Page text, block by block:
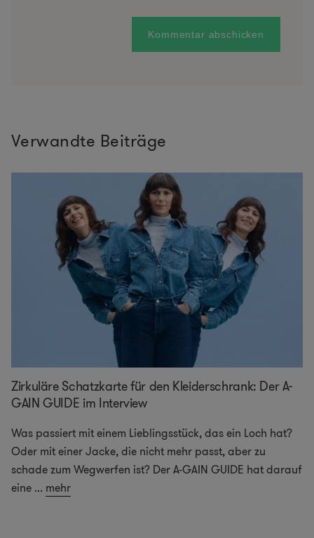
Verwandte Beiträge
Zirkuläre Schatzkarte für den Kleiderschrank: Der A-
GAIN GUIDE im Interview
Was passiert mit einem Lieblingsstück, das ein Loch hat?
Oder mit einer Jacke, die nicht mehr passt, aber zu
schade zum Wegwerfen ist? Der A-GAIN GUIDE hat darauf
eine ... mehr